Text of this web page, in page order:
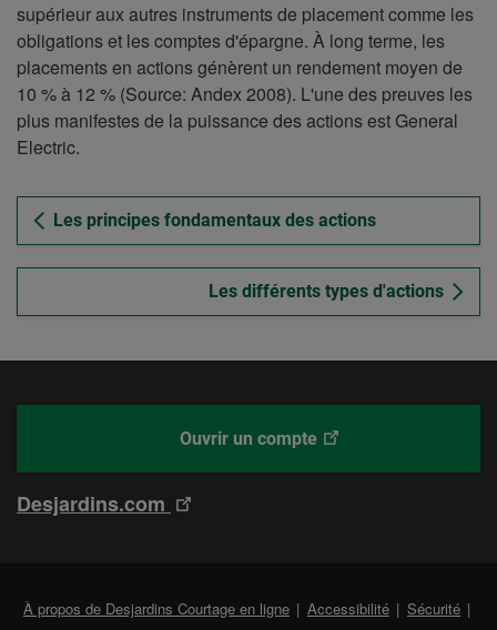
supérieur aux autres instruments de placement comme les
obligations et les comptes d'épargne. À long terme, les
placements en actions génèrent un rendement moyen de
10 % à 12 % (Source: Andex 2008). L'une des preuves les
plus manifestes de la puissance des actions est General
Electric.
Les principes fondamentaux des actions
Les différents types d'actions
Ce
dans
Ouvrir un compteDesjardins
Ce
un
Desjardins.com
À propos de Desjardins Courtage en ligne Accessibilité SécuritéLien